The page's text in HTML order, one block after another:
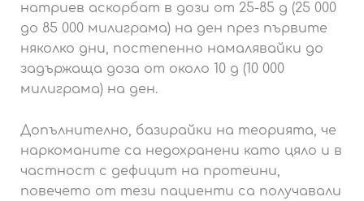
натриев аскорбат в дози от 25-85 g (25 000
до 85 000 милиграма) на ден през първите
няколко дни, постепенно намалявайки до
задържаща доза от около 10 g (10 000
милиграма) на ден.
Допълнително, базирайки на теорията, че
наркоманите са недохранени като цяло и в
частност с дефицит на протеини,
повечето от тези пациенти са получавали